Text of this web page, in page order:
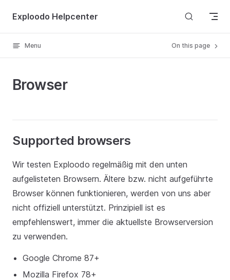
Skip to content
Exploodo Helpcenter
Menu On this page
Browser
Supported browsers
Wir testen Exploodo regelmäßig mit den unten
aufgelisteten Browsern. Ältere bzw. nicht aufgeführte
Browser können funktionieren, werden von uns aber
nicht offiziell unterstützt. Prinzipiell ist es
empfehlenswert, immer die aktuellste Browserversion
zu verwenden.
Google Chrome 87+
Mozilla Firefox 78+